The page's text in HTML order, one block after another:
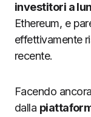
investitori a
Ethereum, e
effettivamente
recente.
Facendo
dalla